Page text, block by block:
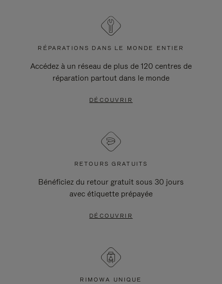
RÉPARATIONS DANS LE MONDE ENTIER
Accédez à un réseau de plus de 120 centres de
réparation partout dans le monde
DÉCOUVRIR
RETOURS GRATUITS
Bénéficiez du retour gratuit sous 30 jours
avec étiquette prépayée
DÉCOUVRIR
RIMOWA UNIQUE